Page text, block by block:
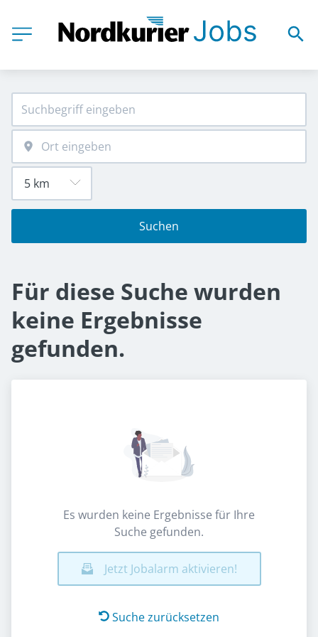
Suchen
Für diese Suche wurden
keine Ergebnisse
gefunden.
Es wurden keine Ergebnisse für Ihre
Suche gefunden.
Jetzt Jobalarm aktivieren!
Suche zurücksetzen